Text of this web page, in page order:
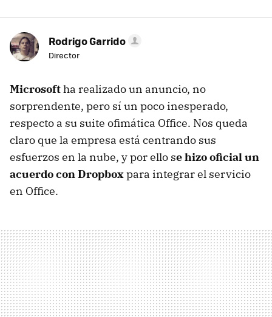
Rodrigo Garrido
Director
Microsoftha realizado un anuncio, no
sorprendente, pero sí un poco inesperado,
respecto a su suite ofimática Office. Nos queda
claro que la empresa está centrando sus
esfuerzos en la nube, y por ello se hizo oficial un
acuerdo con Dropboxpara integrar el servicio
en Office.